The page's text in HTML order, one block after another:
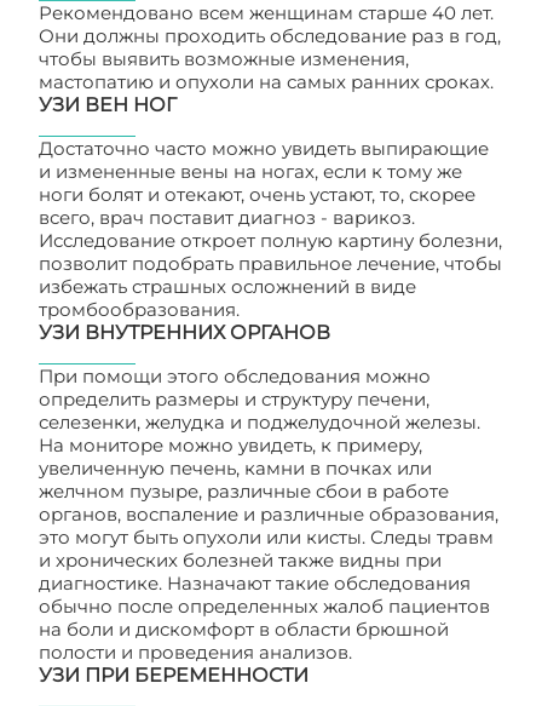
Рекомендовано всем женщинам старше 40 лет.
Они должны проходить обследование раз в год,
чтобы выявить возможные изменения,
мастопатию и опухоли на самых ранних сроках.
УЗИ ВЕН НОГ
Достаточно часто можно увидеть выпирающие
и измененные вены на ногах, если к тому же
ноги болят и отекают, очень устают, то, скорее
всего, врач поставит диагноз - варикоз.
Исследование откроет полную картину болезни,
позволит подобрать правильное лечение, чтобы
избежать страшных осложнений в виде
тромбообразования.
УЗИ ВНУТРЕННИХ ОРГАНОВ
При помощи этого обследования можно
определить размеры и структуру печени,
селезенки, желудка и поджелудочной железы.
На мониторе можно увидеть, к примеру,
увеличенную печень, камни в почках или
желчном пузыре, различные сбои в работе
органов, воспаление и различные образования,
это могут быть опухоли или кисты. Следы травм
и хронических болезней также видны при
диагностике. Назначают такие обследования
обычно после определенных жалоб пациентов
на боли и дискомфорт в области брюшной
полости и проведения анализов.
УЗИ ПРИ БЕРЕМЕННОСТИ